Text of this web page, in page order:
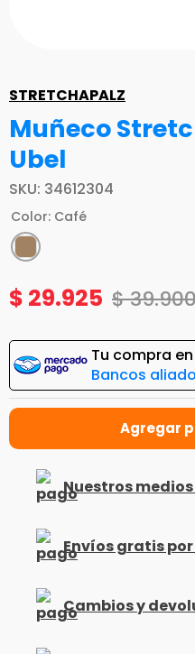
STRETCHAPALZ
Muñeco
Ubel
SKU: 34612304
Color: Café
$ 29.925 $39.
Tu compra en
Bancos
Nuestros
Envíos gratis por
Cambios y